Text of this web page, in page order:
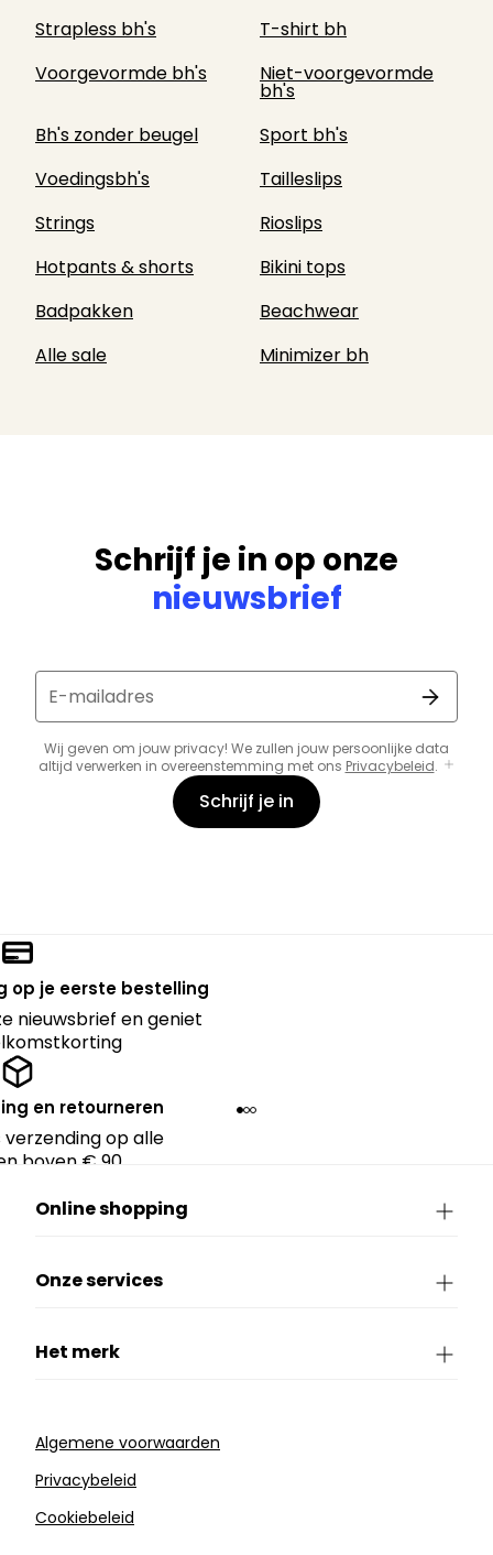
Strapless bh's
T-shirt bh
Voorgevormde bh's
Niet-voorgevormde
bh's
Bh's zonder beugel
Sport bh's
Voedingsbh's
Tailleslips
Strings
Rioslips
Hotpants & shorts
Bikini tops
Badpakken
Beachwear
Alle sale
Minimizer bh
Schrijf je in op onze
nieuwsbrief
E-mailadres
Wij geven om jouw privacy! We zullen jouw persoonlijke data
altijd verwerken in overeenstemming met ons Privacybeleid.
Schrijf je in
op je eerste bestelling
nieuwsbrief en geniet
en retourneren
op alle
boven € 90.
Online shopping
Onze services
Het merk
Algemene voorwaarden
Privacybeleid
Cookiebeleid